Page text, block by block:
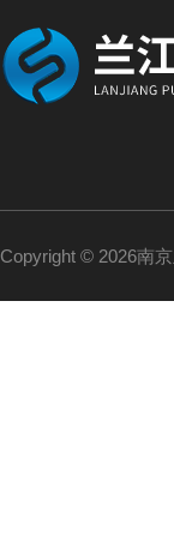
Copyright © 2026南